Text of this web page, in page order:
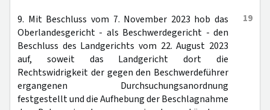
19
9. Mit Beschluss vom 7. November 2023 hob das
Oberlandesgericht - als Beschwerdegericht - den
Beschluss des Landgerichts vom 22. August 2023
auf, soweit das Landgericht dort die
Rechtswidrigkeit der gegen den Beschwerdeführer
ergangenen Durchsuchungsanordnung
festgestellt und die Aufhebung der Beschlagnahme